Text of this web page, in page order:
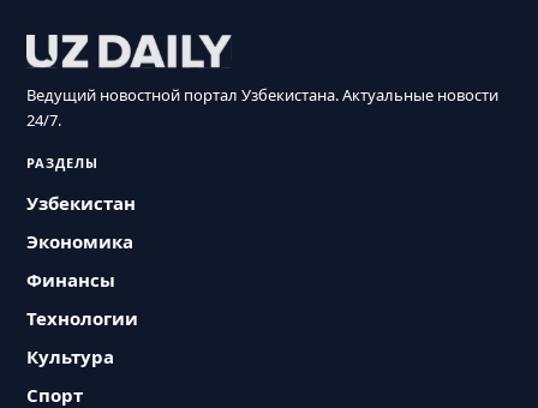
Ведущий новостной портал Узбекистана. Актуальные новости
24/7.
РАЗДЕЛЫ
Узбекистан
Экономика
Финансы
Технологии
Культура
Спорт